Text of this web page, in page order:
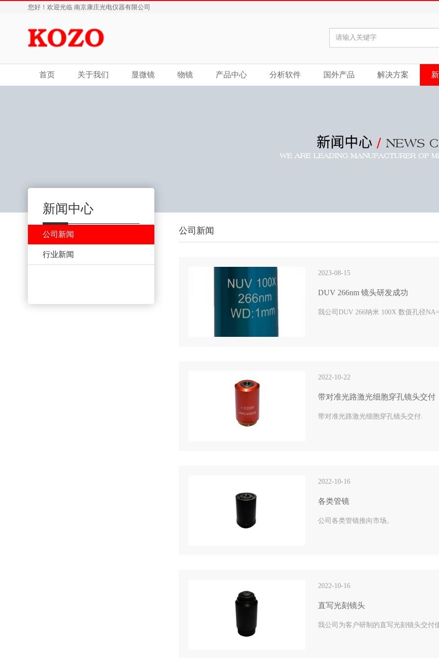
您好！欢迎光临 南京康庄光电仪器有限公司
首页 关于我们 显微镜 物镜 产品中心 分析软件 国外产品 解决方案
新闻中心
公司新闻
行业新闻
公司新闻
2023-08-15
DUV 266nm 镜头研发成功
我公司DUV 266纳米 100X 数值孔径
2022-10-22
带对准光路激光细胞穿孔镜头交付
带对准光路激光细胞穿孔镜头交付.
2022-10-16
各类管镜
公司各类管镜推向市场。
2022-10-16
直写光刻镜头
我公司为客户研制的直写光刻镜头交付